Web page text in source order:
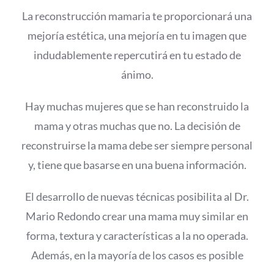
La reconstrucción mamaria te proporcionará una
mejoría estética, una mejoría en tu imagen que
indudablemente repercutirá en tu estado de
ánimo.
Hay muchas mujeres que se han reconstruido la
mama y otras muchas que no. La decisión de
reconstruirse la mama debe ser siempre personal
y, tiene que basarse en una buena información.
El desarrollo de nuevas técnicas posibilita al Dr.
Mario Redondo crear una mama muy similar en
forma, textura y características a la no operada.
Además, en la mayoría de los casos es posible